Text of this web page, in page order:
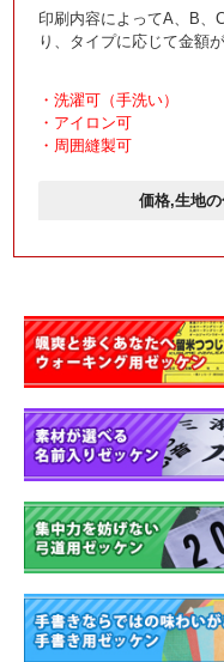
印刷内容によってA、B、
り、タイプに応じて金額
・洗濯可（手洗い）
・アイロン可
・周囲縫製可
価格,生地